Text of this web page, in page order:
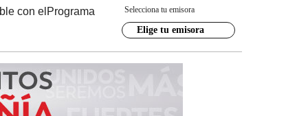
con el Programa Selecciona tu emisora
Elige tu emisora